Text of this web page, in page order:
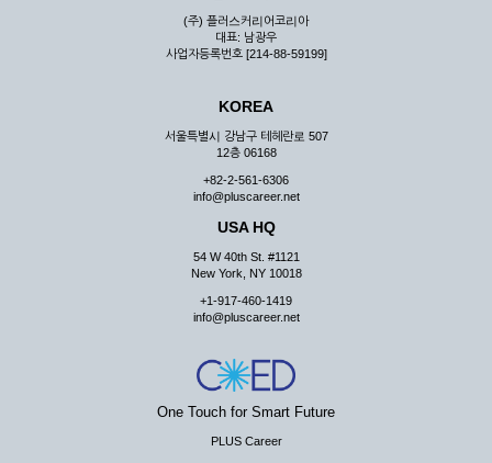
제7조 (회원의 의무)
① 회원은 ID와 비밀 번호에 관한 모든 관리의 책임이 있으며
② 회원은 이용신청서의 기재내용 중 변경된 내용이 있는 경우
서비스를 통하여 그 내용을 회사에 통지하여야 합니다.
③ 다른 회원의 ID와 비밀번호를 부당하게 사용하는 행위를
④ 회원은 회사의 서비스에서 타 사이트의 홍보행위를 하지 않
아야 하며 공공질서나 미풍약속에 위배되는 내용 혹은 저작권을
리 행위도 할 수 없습니다.
사가 통지하는 사항을 준수하여야 하며, 기타 회사의 업무에 방
해되는 행위를 하여서는 아니 됩니다.
제8조 (회원의 관리)
① 회원은 언제든 이 약관에 대한 동의를 철회할 수 있습니다.
(주) 플러스커리어코리아
대표: 남광우
사업자등록번호 [214-88-59199]
KOREA
서울특별시 강남구 테헤란로 507
12층 06168
+82-2-561-6306
info@pluscareer.net
USA HQ
54 W 40th St. #1121
New York, NY 10018
+1-917-460-1419
info@pluscareer.net
One Touch for Smart Future
PLUS Career